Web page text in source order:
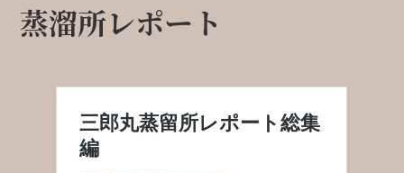
蒸溜所レポート